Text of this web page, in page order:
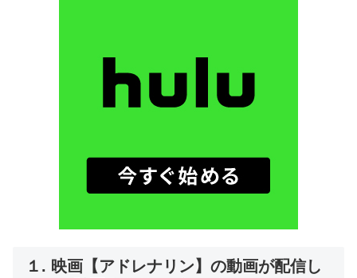
１. 映画【アドレナリン】の動画が配信し